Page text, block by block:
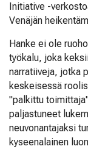
Initiative -
Venäjän
Hanke ei ole
työkalu, joka
narratiiveja, jotka
keskeisessä
"palkittu
paljastuneet
neuvonantajaksi
kyseenalainen